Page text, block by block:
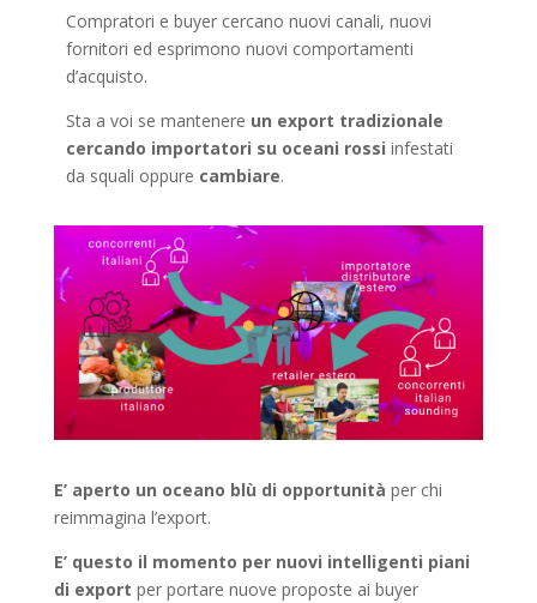
Compratori e buyer cercano nuovi canali, nuovi
fornitori ed esprimono nuovi comportamenti
d’acquisto.
Sta a voi se mantenere un export tradizionale
cercando importatori su oceani rossi infestati
da squali oppure cambiare.
E’ aperto un oceano blù di opportunità per chi
reimmagina l’export.
E’ questo il momento per nuovi intelligenti piani
di export per portare nuove proposte ai buyer